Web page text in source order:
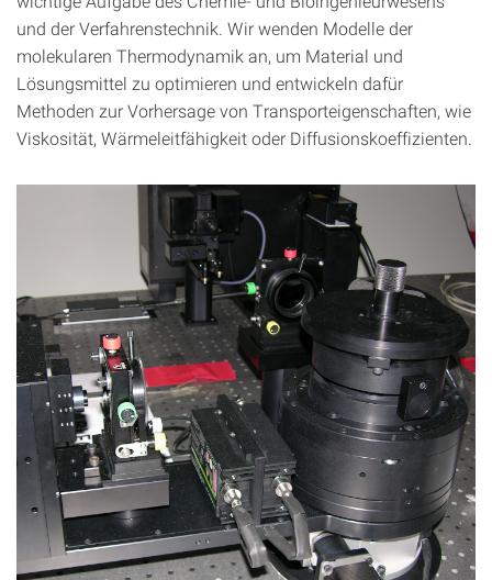
und der Verfahrenstechnik. Wir wenden Modelle der
molekularen Thermodynamik an, um Material und
Lösungsmittel zu optimieren und entwickeln dafür
Methoden zur Vorhersage von Transporteigenschaften, wie
Viskosität, Wärmeleitfähigkeit oder Diffusionskoeffizienten.